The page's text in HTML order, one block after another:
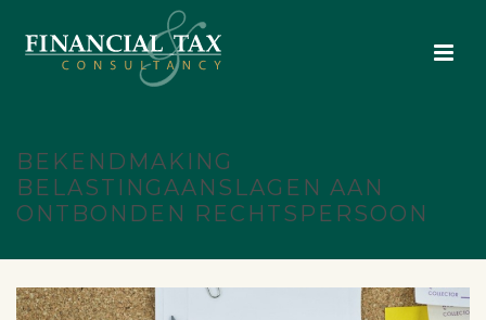
BEKENDMAKING
BELASTINGAANSLAGEN AAN
ONTBONDEN RECHTSPERSOON